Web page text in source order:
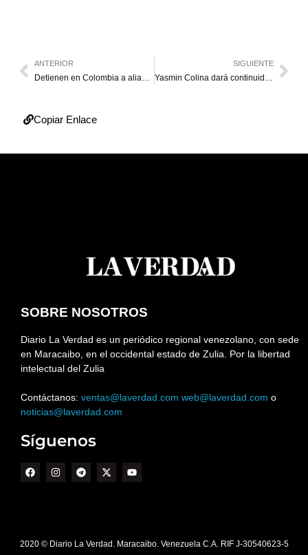
ANTERIOR SIGUIENTE
Copiar Enlace
SOBRE NOSOTROS
Diario La Verdad es un periódico regional venezolano, con sede
en Maracaibo, en el occidental estado de Zulia. Por la libertad
intelectual del Zulia
Contáctanos: ventas@laverdad.com web@laverdad.com o
noticias@laverdad.com
Síguenos
2020 © Diario La Verdad. Maracaibo. Venezuela C.A. RIF J-30540623-5